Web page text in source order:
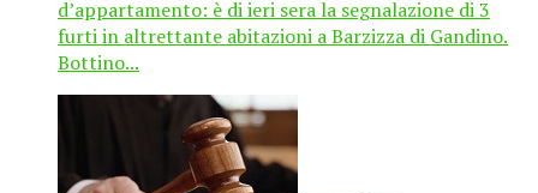
d’appartamento: è di ieri sera la segnalazione di 3
furti in altrettante abitazioni a Barzizza di Gandino.
Bottino...